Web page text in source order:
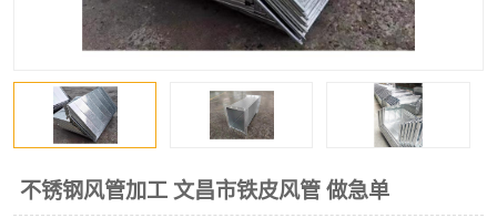
不锈钢风管加工 文昌市铁皮风管 做急单
镀锌矩形风管
不锈钢烟罩 防火阀
排烟风机 百叶风口